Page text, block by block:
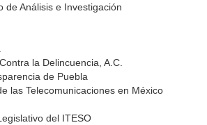
de Análisis e Investigación
la Delincuencia, A.C.
de Puebla
las Telecomunicaciones en México
del ITESO